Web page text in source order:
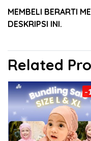
MEMBELI BERARTI
DESKRIPSI INI.
Related
-